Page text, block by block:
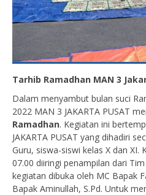
Tarhib Ramadhan MAN 3
Dalam menyambut bulan suci
2022 MAN 3 JAKARTA PUSAT
Ramadhan. Kegiatan ini
JAKARTA PUSAT yang dihadiri
Guru, siswa-siswi kelas X dan XI.
07.00 diiringi penampilan dari
kegiatan dibuka oleh MC Bapak
Bapak Aminullah, S.Pd. Untuk